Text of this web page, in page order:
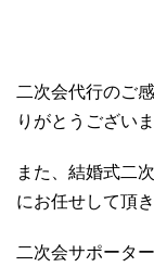
二次会代行のご
りがとうござい
また、結婚式二
にお任せして頂
二次会サポータ